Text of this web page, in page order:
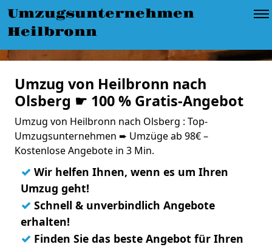
Umzugsunternehmen
Heilbronn
Umzug von Heilbronn nach
Olsberg ☛ 100 % Gratis-Angebot
Umzug von Heilbronn nach Olsberg : Top-
Umzugsunternehmen ➨ Umzüge ab 98€ –
Kostenlose Angebote in 3 Min.
✓ Wir helfen Ihnen, wenn es um Ihren
Umzug geht!
✓ Schnell & unverbindlich Angebote
erhalten!
✓ Finden Sie das beste Angebot für Ihren